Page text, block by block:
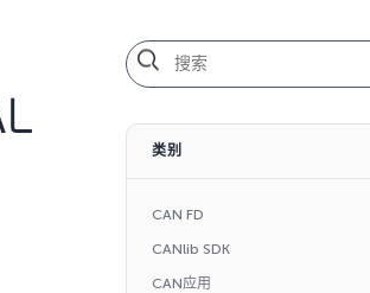
类别
CAN FD
CANlib SDK
CAN应用